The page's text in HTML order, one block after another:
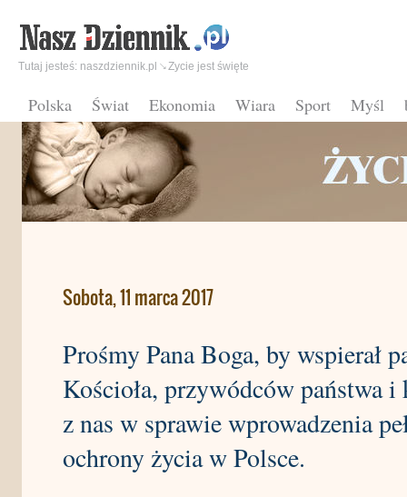
Polska Świat Ekonomia Wiara Sport Myśl
Tutaj jesteś: naszdziennik.pl Zycie jest święte
Sobota, 11 marca 2017
Prośmy Pana Boga, by wspierał
Kościoła, przywódców państwa i
z nas w sprawie wprowadzenia
ochrony życia w Polsce.